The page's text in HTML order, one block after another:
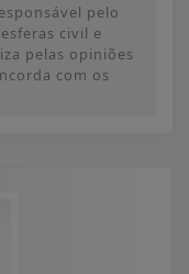
pelo
civil e
pelas opiniões
com os